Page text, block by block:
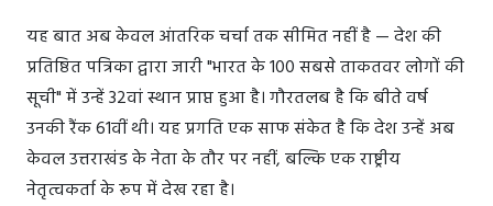
यह बात अब केवल आंतरिक चर्चा तक सीमित नहीं है — देश की
प्रतिष्ठित पत्रिका द्वारा जारी "भारत के 100 सबसे ताकतवर लोगों की
सूची" में उन्हें 32वां स्थान प्राप्त हुआ है। गौरतलब है कि बीते वर्ष
उनकी रैंक 61वीं थी। यह प्रगति एक साफ संकेत है कि देश उन्हें अब
केवल उत्तराखंड के नेता के तौर पर नहीं, बल्कि एक राष्ट्रीय
नेतृत्वकर्ता के रूप में देख रहा है।